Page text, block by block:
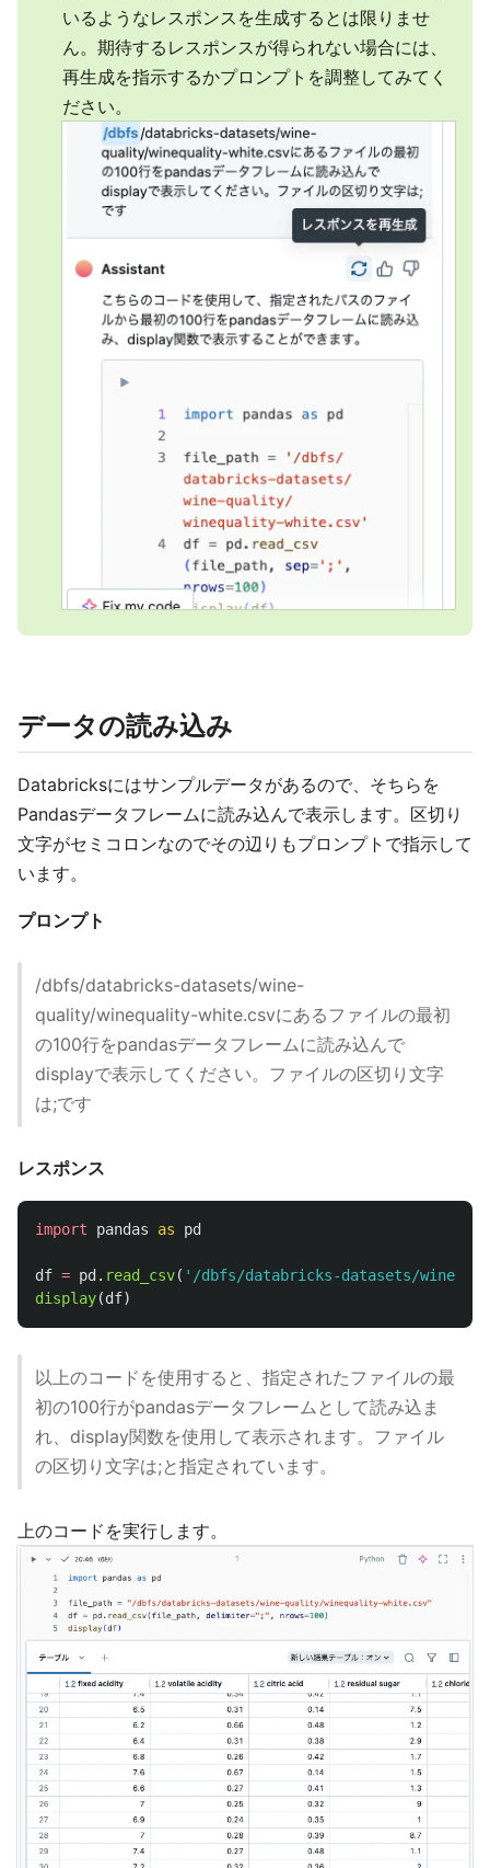
いるようなレスポンスを生成するとは限りませ
ん。期待するレスポンスが得られない場合には、
再生成を指示するかプロンプトを調整してみてく
ださい。
データの読み込み
Databricksにはサンプルデータがあるので、そちらを
Pandasデータフレームに読み込んで表示します。区切り
文字がセミコロンなのでその辺りもプロンプトで指示して
います。
プロンプト
/dbfs/databricks-datasets/wine-
quality/winequality-white.csvにあるファイルの最初
の100行をpandasデータフレームに読み込んで
displayで表示してください。ファイルの区切り文字
は;です
レスポンス
import pandas as pd
df = pd . read_csv( ' /dbfs/databricks-datasets/wine-
display(df)
以上のコードを使用すると、指定されたファイルの最
初の100行がpandasデータフレームとして読み込ま
れ、display関数を使用して表示されます。ファイル
の区切り文字は;と指定されています。
上のコードを実行します。